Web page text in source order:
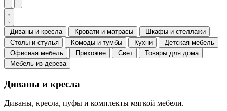
Диваны и кресла Кровати и матрасы
Шкафы и стеллажи
Столы и стулья
Комоды и тумбы Кухни
Детская мебель
Офисная мебель
Прихожие Свет
Товары для дома
Мебель из дерева
Диваны и кресла
Диваны, кресла, пуфы и комплекты мягкой мебели.